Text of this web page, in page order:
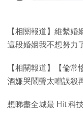
【相關報道】維繫婚
這段婚姻我不想努力
【相關報道】【倫
酒嫌哭鬧聲太嘈誤殺
想睇盡全城最 Hit 科